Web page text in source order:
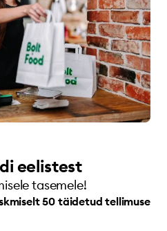
eelistest
tasemele!
50 täidetud tellimuse